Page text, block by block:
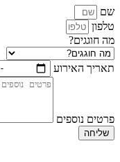
שם
טלפון
מה חוגגים?
תאריך האירוע
פרטים נוספים
שליחה